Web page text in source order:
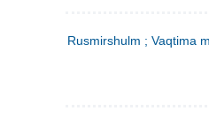
Rusmirshulm ; Vaqtima